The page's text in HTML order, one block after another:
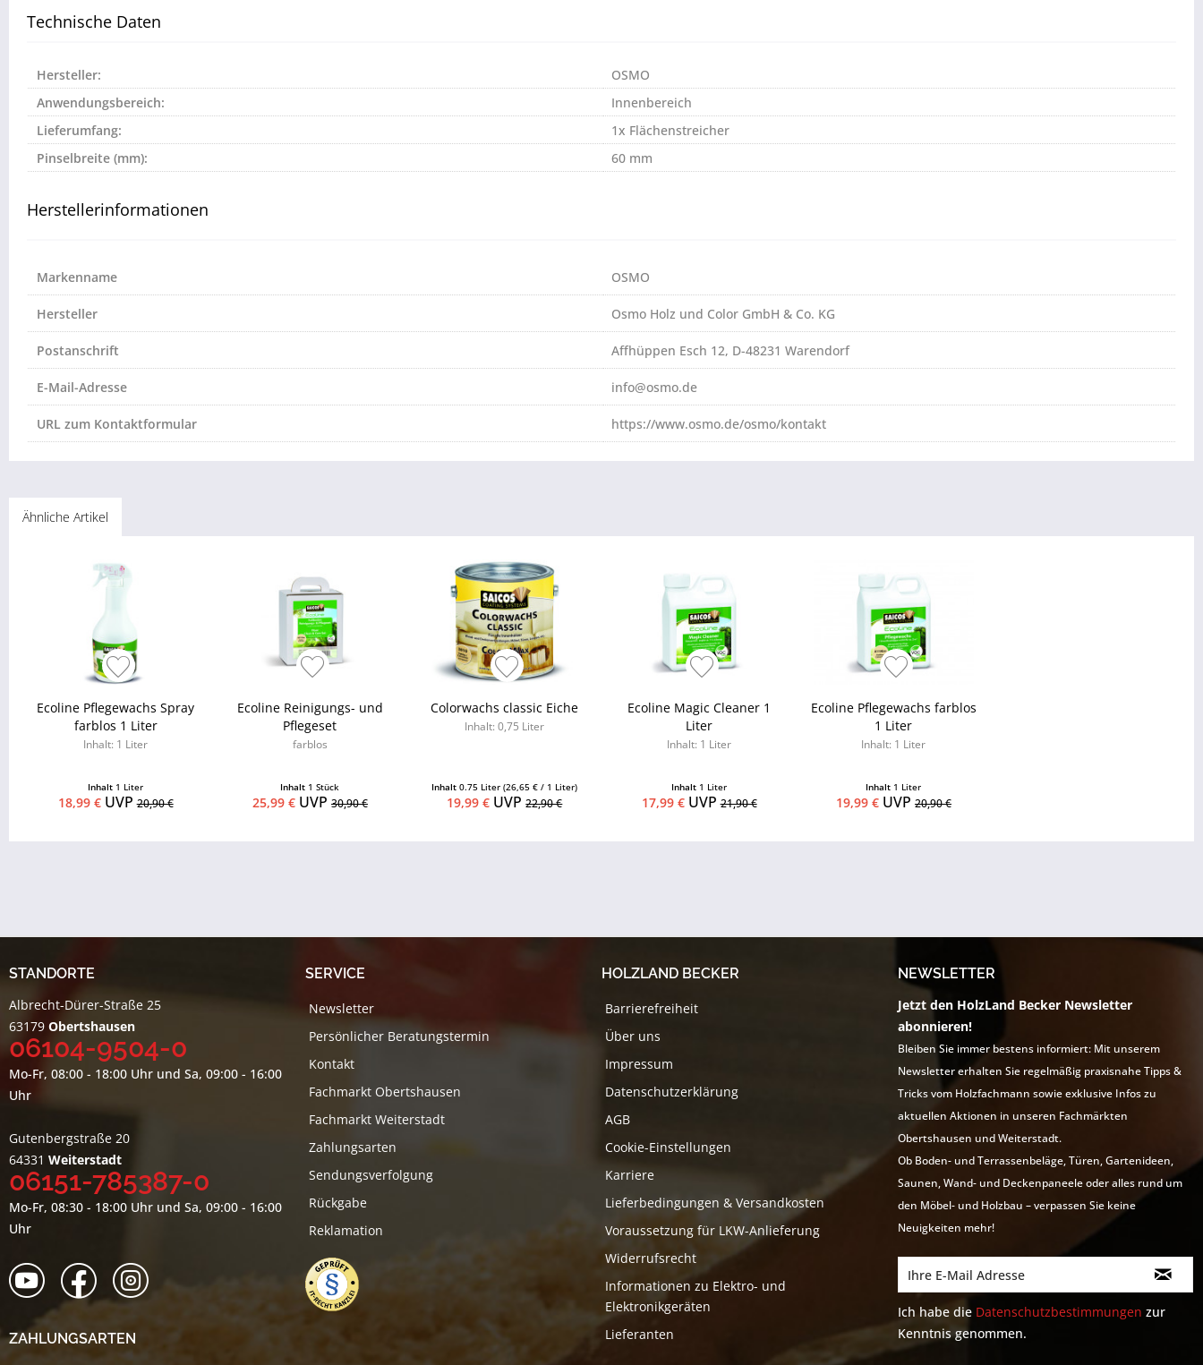
Technische Daten
Hersteller:
OSMO
Anwendungsbereich:
Innenbereich
Lieferumfang:
1x Flächenstreicher
Pinselbreite (mm):
60 mm
Herstellerinformationen
Markenname OSMO
Hersteller Osmo Holz und Color GmbH & Co. KG
Postanschrift Affhüppen Esch 12, D-48231 Warendorf
E-Mail-Adresse info@osmo.de
URL zum Kontaktformular https://www.osmo.de/osmo/kontakt
Ähnliche Artikel
Ecoline Pflegewachs Spray
farblos 1 Liter
Inhalt: 1 Liter
Inhalt 1 Liter
18,99 €UVP20,90 €
Ecoline Reinigungs- und
Pflegeset
farblos
Inhalt 1 Stück
25,99 €UVP 30,90 €
Colorwachs classic Eiche
Inhalt: 0,75 Liter
Inhalt0.75 Liter(26,65 € / 1 Liter)
19,99 € UVP22,90 €
Ecoline Magic Cleaner 1
Liter
Inhalt: 1 Liter
Inhalt 1 Liter
17,99 €UVP21,90 €
Ecoline Pflegewachs farblos
1 Liter
Inhalt: 1 Liter
Inhalt 1 Liter
19,99 €UVP 20,90 €
STANDORTE
Albrecht-Dürer-Straße 25
63179 Obertshausen
06104-9504-0
Mo-Fr, 08:00 - 18:00 Uhr und Sa, 09:00 - 16:00
Uhr
Gutenbergstraße 20
64331 Weiterstadt
06151-785387-0
Mo-Fr, 08:30 - 18:00 Uhr und Sa, 09:00 - 16:00
Uhr
ZAHLUNGSARTEN
SERVICE
Newsletter
Persönlicher Beratungstermin
Kontakt
Fachmarkt Obertshausen
Fachmarkt Weiterstadt
Zahlungsarten
Sendungsverfolgung
Rückgabe
Reklamation
HOLZLAND BECKER
Barrierefreiheit
Über uns
Impressum
Datenschutzerklärung
AGB
Cookie-Einstellungen
Karriere
Lieferbedingungen & Versandkosten
Voraussetzung für LKW-Anlieferung
Widerrufsrecht
Informationen zu Elektro- und
Elektronikgeräten
Lieferanten
NEWSLETTER
Jetzt den HolzLand Becker Newsletter
abonnieren!
Bleiben Sie immer bestens informiert: Mit unserem
Newsletter erhalten Sie regelmäßig praxisnahe Tipps &
Tricks vom Holzfachmann sowie exklusive Infos zu
aktuellen Aktionen in unseren Fachmärkten
Obertshausen und Weiterstadt.
Ob Boden- und Terrassenbeläge, Türen, Gartenideen,
Saunen, Wand- und Deckenpaneele oder alles rund um
den Möbel- und Holzbau – verpassen Sie keine
Neuigkeiten mehr!
Ich habe die Datenschutzbestimmungen zur
Kenntnis genommen.